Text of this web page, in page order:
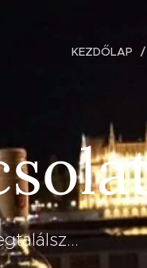
KEZDŐLAP